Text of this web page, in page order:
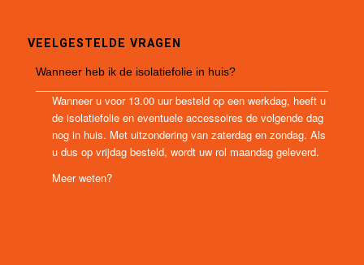
VEELGESTELDE VRAGEN
Wanneer heb ik de isolatiefolie in huis?
Wanneer u voor 13.00 uur besteld op een werkdag, heeft u
de isolatiefolie en eventuele accessoires de volgende dag
nog in huis. Met uitzondering van zaterdag en zondag. Als
u dus op vrijdag besteld, wordt uw rol maandag geleverd.
Meer weten?